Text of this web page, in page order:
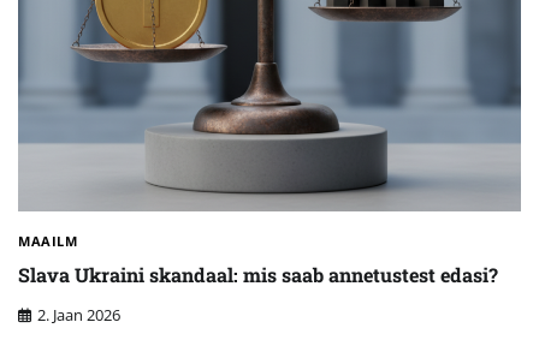
MAAILM
Slava Ukraini skandaal: mis saab annetustest edasi?
2. Jaan 2026